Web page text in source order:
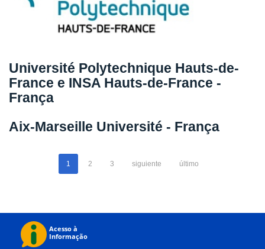
Université Polytechnique Hauts-de-
France e INSA Hauts-de-France -
França
Aix-Marseille Université - França
1 2 3 siguiente último